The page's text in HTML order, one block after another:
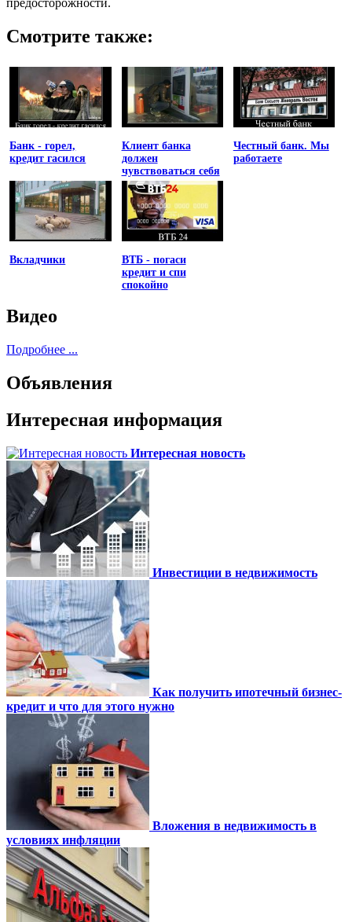
Смотрите также:
Банк - горел,
кредит гасился
Клиент банка
должен
чувствоваться себя
униженным
Честный банк. Мы
работаете
Вкладчики
ВТБ - погаси
кредит и спи
спокойно
Видео
Подробнее ...
Объявления
Интересная информация
Интересная новость
Инвестиции в недвижимость
Как получить ипотечный бизнес-
кредит и что для этого нужно
Вложения в недвижимость в
условиях инфляции